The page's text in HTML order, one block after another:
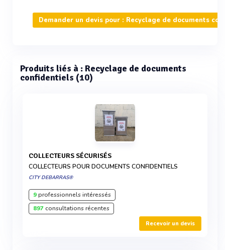
Demander un devis pour : Recyclage de documents
Produits liés à : Recyclage de documents
confidentiels (10)
COLLECTEURS SÉCURISÉS
COLLECTEURS POUR DOCUMENTS CONFIDENTIELS
CITY DEBARRAS®
9professionnels intéressés
897consultations récentes
Recevoir un devis